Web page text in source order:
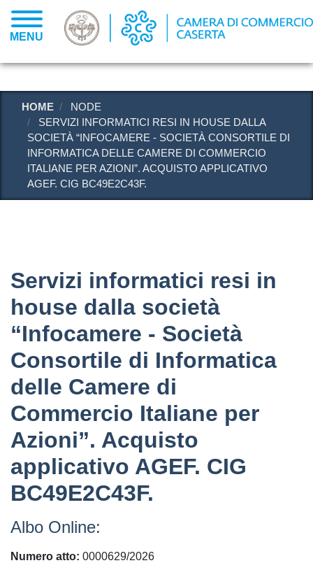
contenuto
MENU
HOME
NODE
SERVIZI INFORMATICI RESI IN HOUSE DALLA
SOCIETÀ “INFOCAMERE - SOCIETÀ CONSORTILE DI
INFORMATICA DELLE CAMERE DI COMMERCIO
ITALIANE PER AZIONI”. ACQUISTO APPLICATIVO
AGEF. CIG BC49E2C43F.
Servizi informatici resi in
house dalla società
“Infocamere - Società
Consortile di Informatica
delle Camere di
Commercio Italiane per
Azioni”. Acquisto
applicativo AGEF. CIG
BC49E2C43F.
Albo Online:
Numero atto 0000629/2026